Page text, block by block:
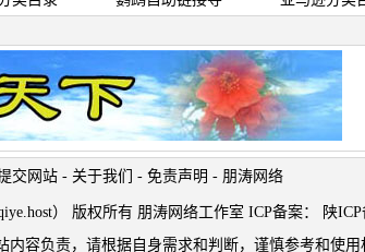
交网站 - 关于我们 - 免责声明 - 朋涛网络
） 版权所有 朋涛网络工作室 ICP备案：
陕
容负责，请根据自身需求和判断，谨慎参考和使用